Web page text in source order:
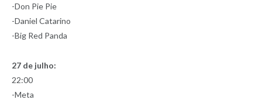
-Don Pie Pie
-Daniel Catarino
-Big Red Panda
27 de julho:
22:00
-Meta